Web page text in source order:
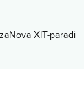
XIT-paradi